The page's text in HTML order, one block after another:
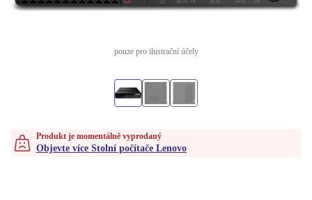
pouze pro ilustrační účely
Produkt je momentálně vyprodaný
Objevte více Stolní počítače Lenovo